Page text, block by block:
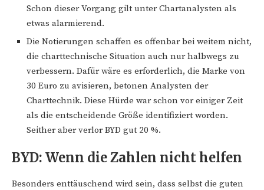
Schon dieser Vorgang gilt unter Chartanalysten als
etwas alarmierend.
Die Notierungen schaffen es offenbar bei weitem nicht,
die charttechnische Situation auch nur halbwegs zu
verbessern. Dafür wäre es erforderlich, die Marke von
30 Euro zu avisieren, betonen Analysten der
Charttechnik. Diese Hürde war schon vor einiger Zeit
als die entscheidende Größe identifiziert worden.
Seither aber verlor BYD gut 20 %.
BYD: Wenn die Zahlen nicht helfen
Besonders enttäuschend wird sein, dass selbst die guten